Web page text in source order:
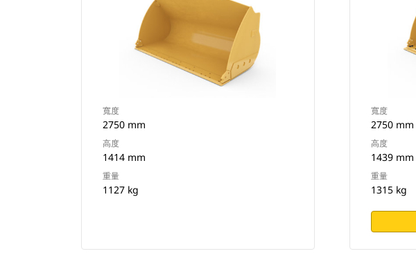
寬度
2750 mm
高度
1414 mm
重量
1127 kg
寬度
2750 mm
高度
1439 mm
重量
1315 kg